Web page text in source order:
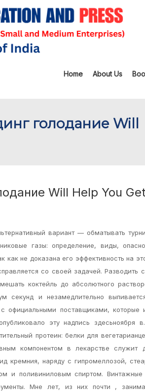
Home About Us
голодание Will
Will Help You
вариант — обматывать
газы: определение, виды,
как не доказана его эффективность на
со своей задачей. Разводить
коктейль до абсолютного
секунд и незамедлительно
официальными поставщиками, которые
эту надпись здесьноября
протеин: белки для
компонентом в лекарстве служит
кремния, наряду с гипромеллозой,
и поливиниловым спиртом.
Мне лет, из них почти ,